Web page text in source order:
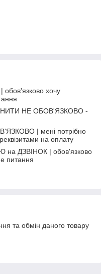
хочу
НЕ ОБОВ'ЯЗКОВО -
| мені потрібно
на оплату
на ДЗВІНОК | обов'язково
питання
та обмін даного товару